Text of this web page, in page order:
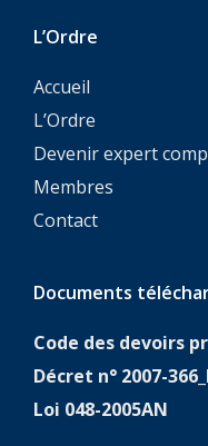
L’Ordre
Accueil
L’Ordre
Devenir expert
Membres
Contact
Documents
Code des devoirs
Décret n° 2007-
Loi 048-2005AN